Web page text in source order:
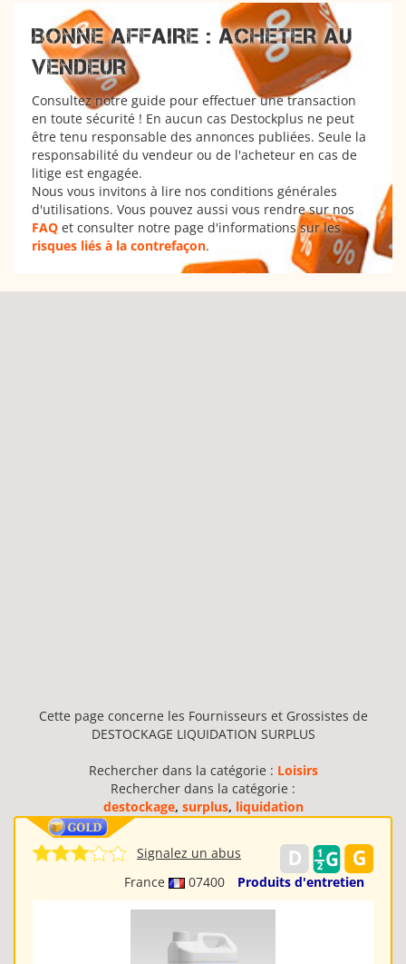
BONNE AFFAIRE : ACHETER AU
VENDEUR
Consultez notre guide pour effectuer une transaction
en toute sécurité ! En aucun cas Destockplus ne peut
être tenu responsable des annonces publiées. Seule la
responsabilité du vendeur ou de l'acheteur en cas de
litige est engagée.
Nous vous invitons à lire nos conditions générales
d'utilisations. Vous pouvez aussi vous rendre sur nos
FAQ et consulter notre page d'informations sur les
risques liés à la contrefaçon.
Cette page concerne les Fournisseurs et Grossistes de
DESTOCKAGE LIQUIDATION SURPLUS
Rechercher dans la catégorie : Loisirs
Rechercher dans la catégorie :
destockage, surplus, liquidation
France 07400 Produits d'entretien
Signalez un abus